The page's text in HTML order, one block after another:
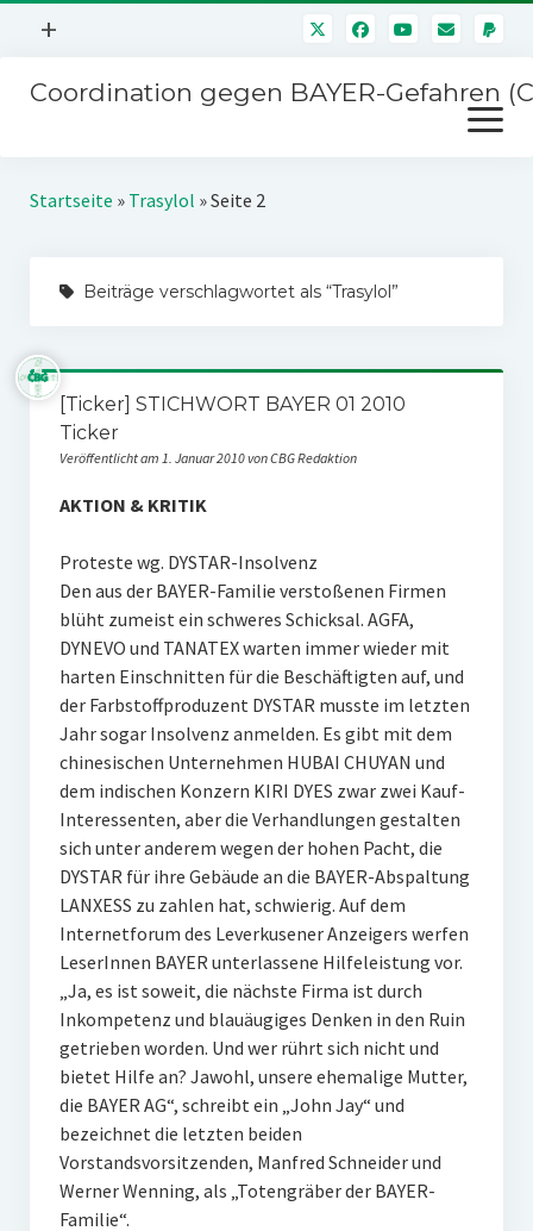
Menü
+
Mitmachen
Störfälle
Coordination gegen BAYER-Gefahren
Menü
öffnen
Kampagnen
Stichwort BAYER
SPENDEN
Startseite » Trasylol »Seite 2
Beiträge verschlagwortet als “Trasylol”
[Ticker] STICHWORT BAYER 01 2010
Ticker
Veröffentlicht am 1. Januar 2010 von CBG Redaktion
AKTION & KRITIK
Proteste wg. DYSTAR-Insolvenz
Den aus der BAYER-Familie verstoßenen Firmen
blüht zumeist ein schweres Schicksal. AGFA,
DYNEVO und TANATEX warten immer wieder mit
harten Einschnitten für die Beschäftigten auf, und
der Farbstoffproduzent DYSTAR musste im letzten
Jahr sogar Insolvenz anmelden. Es gibt mit dem
chinesischen Unternehmen HUBAI CHUYAN und
dem indischen Konzern KIRI DYES zwar zwei Kauf-
Interessenten, aber die Verhandlungen gestalten
sich unter anderem wegen der hohen Pacht, die
DYSTAR für ihre Gebäude an die BAYER-Abspaltung
LANXESS zu zahlen hat, schwierig. Auf dem
Internetforum des Leverkusener Anzeigers werfen
LeserInnen BAYER unterlassene Hilfeleistung vor.
„Ja, es ist soweit, die nächste Firma ist durch
Inkompetenz und blauäugiges Denken in den Ruin
getrieben worden. Und wer rührt sich nicht und
bietet Hilfe an? Jawohl, unsere ehemalige Mutter,
die BAYER AG“, schreibt ein „John Jay“ und
bezeichnet die letzten beiden
Vorstandsvorsitzenden, Manfred Schneider und
Werner Wenning, als „Totengräber der BAYER-
Familie“.